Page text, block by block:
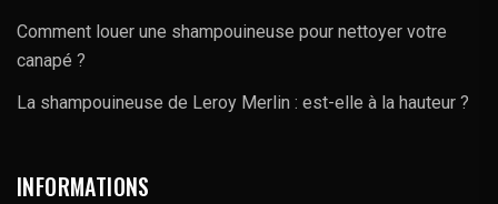
Comment louer une shampouineuse pour nettoyer votre
canapé ?
La shampouineuse de Leroy Merlin : est-elle à la hauteur ?
INFORMATIONS